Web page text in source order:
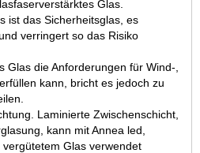
Glas.
ist das Sicherheitsglas, es
verringert so das Risiko
Glas die Anforderungen für Wind-,
kann, bricht es jedoch zu
Laminierte Zwischenschicht,
kann mit Annea led,
Glas verwendet